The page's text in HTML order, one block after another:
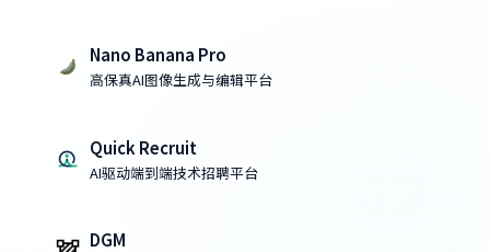
Nano Banana Pro
高保真AI图像生成与编辑平台
Quick Recruit
AI驱动端到端技术招聘平台
DGM